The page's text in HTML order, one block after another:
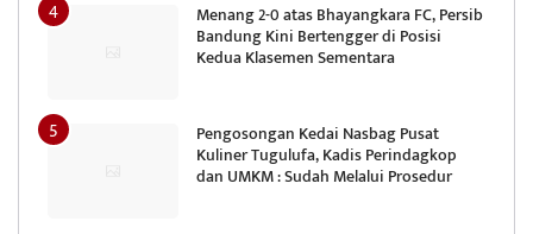
Menang 2-0 atas Bhayangkara FC, Persib
Bandung Kini Bertengger di Posisi
Kedua Klasemen Sementara
Pengosongan Kedai Nasbag Pusat
Kuliner Tugulufa, Kadis Perindagkop
dan UMKM : Sudah Melalui Prosedur